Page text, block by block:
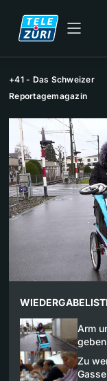
+41 - Das Schweizer
Reportagemagazin
Arm
Zu